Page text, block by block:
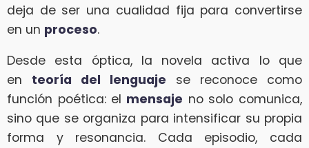
deja de ser una cualidad fija para convertirse
en un proceso.
Desde esta óptica, la novela activa lo que
en teoría del lenguaje se reconoce como
función poética: el mensaje no solo comunica,
sino que se organiza para intensificar su propia
forma y resonancia. Cada episodio, cada